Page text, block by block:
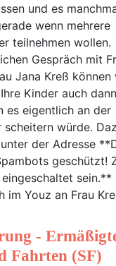
und es
wenn mehrere
teilnehmen wollen.
Gespräch mit
Jana Kreß können
Kinder auch
es eigentlich an der
scheitern würde.
der Adresse
geschützt!
sein.**
im Youz an Frau
-
Fahrten (SF)